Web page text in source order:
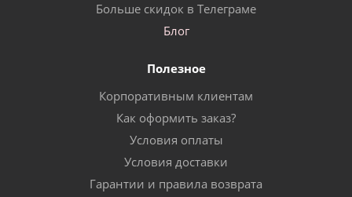
Больше скидок в Телеграме
Блог
Полезное
Корпоративным клиентам
Как оформить заказ?
Условия оплаты
Условия доставки
Гарантии и правила возврата